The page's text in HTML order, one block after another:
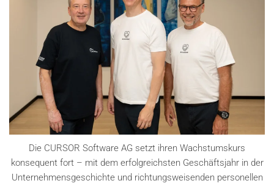
Die CURSOR Software AG setzt ihren Wachstumskurs
konsequent fort – mit dem erfolgreichsten Geschäftsjahr in der
Unternehmensgeschichte und richtungsweisenden personellen